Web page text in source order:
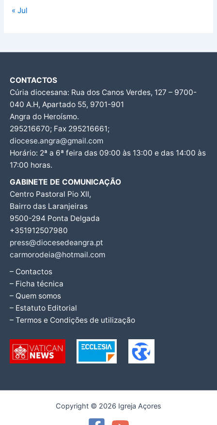
« Jul
CONTACTOS
Cúria diocesana: Rua dos Canos Verdes, 127 – 9700-
040 A.H, Apartado 55, 9701-901
Angra do Heroísmo.
295216670; Fax 295216661;
diocese.angra@gmail.com
Horário: 2ª a 6ª feira das 09:00 às 13:00 e das 14:00 às
17:00 horas.
GABINETE DE COMUNICAÇÃO
Centro Pastoral Pio XII,
Bairro das Laranjeiras
9500-294 Ponta Delgada
+351912507980
press@diocesedeangra.pt
carmorodeia@hotmail.com
– Contactos
– Ficha técnica
– Quem somos
– Estatuto Editorial
– Termos e Condições de utilização
Copyright © 2026 Igreja Açores